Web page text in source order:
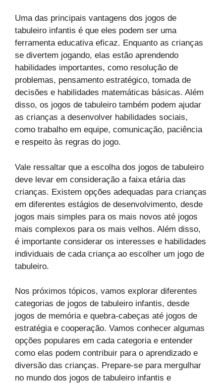
Uma das principais vantagens dos jogos de
tabuleiro infantis é que eles podem ser uma
ferramenta educativa eficaz. Enquanto as crianças
se divertem jogando, elas estão aprendendo
habilidades importantes, como resolução de
problemas, pensamento estratégico, tomada de
decisões e habilidades matemáticas básicas. Além
disso, os jogos de tabuleiro também podem ajudar
as crianças a desenvolver habilidades sociais,
como trabalho em equipe, comunicação, paciência
e respeito às regras do jogo.
Vale ressaltar que a escolha dos jogos de tabuleiro
deve levar em consideração a faixa etária das
crianças. Existem opções adequadas para crianças
em diferentes estágios de desenvolvimento, desde
jogos mais simples para os mais novos até jogos
mais complexos para os mais velhos. Além disso,
é importante considerar os interesses e habilidades
individuais de cada criança ao escolher um jogo de
tabuleiro.
Nos próximos tópicos, vamos explorar diferentes
categorias de jogos de tabuleiro infantis, desde
jogos de memória e quebra-cabeças até jogos de
estratégia e cooperação. Vamos conhecer algumas
opções populares em cada categoria e entender
como elas podem contribuir para o aprendizado e
diversão das crianças. Prepare-se para mergulhar
no mundo dos jogos de tabuleiro infantis e